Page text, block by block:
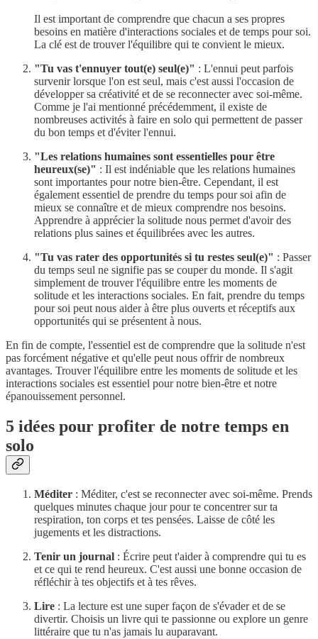
Il est important de comprendre que chacun a ses propres
besoins en matière d'interactions sociales et de temps pour soi.
La clé est de trouver l'équilibre qui te convient le mieux.
"Tu vas t'ennuyer tout(e) seul(e)" : L'ennui peut parfois
survenir lorsque l'on est seul, mais c'est aussi l'occasion de
développer sa créativité et de se reconnecter avec soi-même.
Comme je l'ai mentionné précédemment, il existe de
nombreuses activités à faire en solo qui permettent de passer
du bon temps et d'éviter l'ennui.
"Les relations humaines sont essentielles pour être
heureux(se)" : Il est indéniable que les relations humaines
sont importantes pour notre bien-être. Cependant, il est
également essentiel de prendre du temps pour soi afin de
mieux se connaître et de mieux comprendre nos besoins.
Apprendre à apprécier la solitude nous permet d'avoir des
relations plus saines et équilibrées avec les autres.
"Tu vas rater des opportunités si tu restes seul(e)" : Passer
du temps seul ne signifie pas se couper du monde. Il s'agit
simplement de trouver l'équilibre entre les moments de
solitude et les interactions sociales. En fait, prendre du temps
pour soi peut nous aider à être plus ouverts et réceptifs aux
opportunités qui se présentent à nous.
En fin de compte, l'essentiel est de comprendre que la solitude n'est
pas forcément négative et qu'elle peut nous offrir de nombreux
avantages. Trouver l'équilibre entre les moments de solitude et les
interactions sociales est essentiel pour notre bien-être et notre
épanouissement personnel.
5 idées pour profiter de notre temps en
solo
Méditer : Méditer, c'est se reconnecter avec soi-même. Prends
quelques minutes chaque jour pour te concentrer sur ta
respiration, ton corps et tes pensées. Laisse de côté les
jugements et les distractions.
Tenir un journal : Écrire peut t'aider à comprendre qui tu es
et ce qui te rend heureux. C'est aussi une bonne occasion de
réfléchir à tes objectifs et à tes rêves.
Lire : La lecture est une super façon de s'évader et de se
divertir. Choisis un livre qui te passionne ou explore un genre
littéraire que tu n'as jamais lu auparavant.